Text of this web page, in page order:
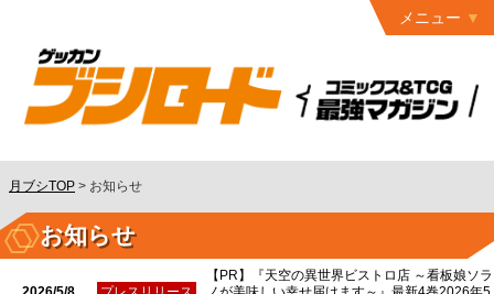
メニュー
最終号
特設ページ
月ブシTOP > お知らせ
お知らせ
【PR】『天空の異世界ビストロ店 ～看板娘ソラ